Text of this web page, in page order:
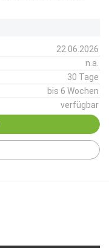
22.06.2026
n.a.
30 Tage
bis 6 Wochen
verfügbar